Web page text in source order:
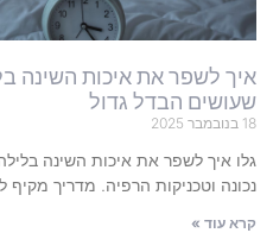
איך לשפר את איכות השינה
שעושים הבדל גדול
18 בנובמבר 2025
גלו איך לשפר את איכות השינה
נכונה וטכניקות הרפיה. מדריך מקיף
קרא עוד »